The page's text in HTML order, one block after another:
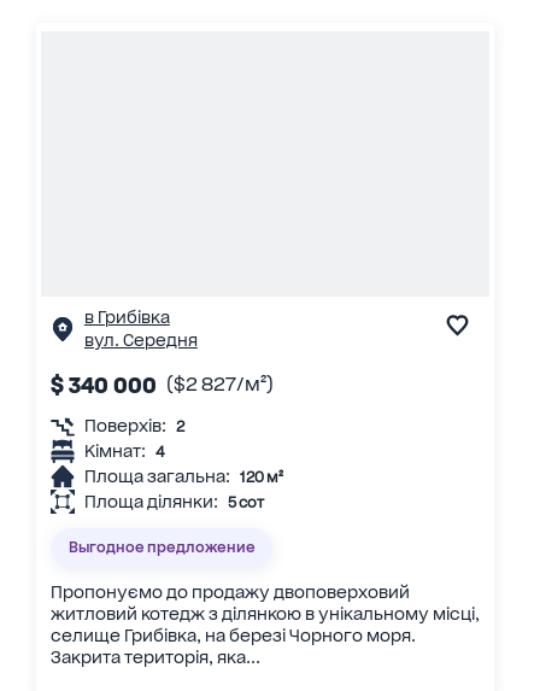
в Грибівка
вул. Середня
$ 340 000 ($2 827/м²)
Поверхів: 2
Кімнат: 4
Площа загальна: 120 м²
Площа ділянки: 5 сот
Выгодное предложение
Пропонуємо до продажу двоповерховий
житловий котедж з ділянкою в унікальному місці,
селище Грибівка, на березі Чорного моря.
Закрита територія, яка...